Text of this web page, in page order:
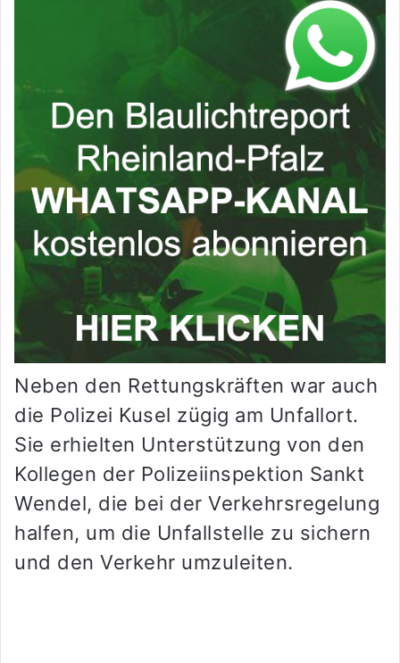
Neben den Rettungskräften war auch
die Polizei Kusel zügig am Unfallort.
Sie erhielten Unterstützung von den
Kollegen der Polizeiinspektion Sankt
Wendel, die bei der Verkehrsregelung
halfen, um die Unfallstelle zu sichern
und den Verkehr umzuleiten.